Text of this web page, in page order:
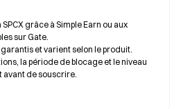
grâce à Simple Earn ou aux
sur Gate.
et varient selon le produit.
la période de blocage et le niveau
avant de souscrire.